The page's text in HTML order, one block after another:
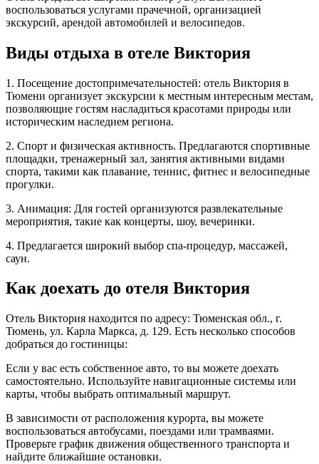
воспользоваться услугами прачечной, организацией
экскурсий, арендой автомобилей и велосипедов.
Виды отдыха в отеле Виктория
1. Посещение достопримечательностей: отель Виктория в
Тюмени организует экскурсии к местным интересным местам,
позволяющие гостям насладиться красотами природы или
историческим наследием региона.
2. Спорт и физическая активность. Предлагаются спортивные
площадки, тренажерный зал, занятия активными видами
спорта, такими как плавание, теннис, фитнес и велосипедные
прогулки.
3. Анимация: Для гостей организуются развлекательные
мероприятия, такие как концерты, шоу, вечеринки.
4. Предлагается широкий выбор спа-процедур, массажей,
саун.
Как доехать до отеля Виктория
Отель Виктория находится по адресу: Тюменская обл., г.
Тюмень, ул. Карла Маркса, д. 129. Есть несколько способов
добраться до гостиницы:
Если у вас есть собственное авто, то вы можете доехать
самостоятельно. Используйте навигационные системы или
карты, чтобы выбрать оптимальный маршрут.
В зависимости от расположения курорта, вы можете
воспользоваться автобусами, поездами или трамваями.
Проверьте график движения общественного транспорта и
найдите ближайшие остановки.